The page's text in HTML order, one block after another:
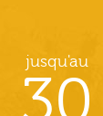
jusqu'au